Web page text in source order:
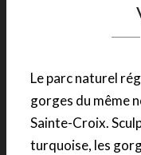
Le parc naturel
gorges du même
Sainte-Croix.
turquoise, les